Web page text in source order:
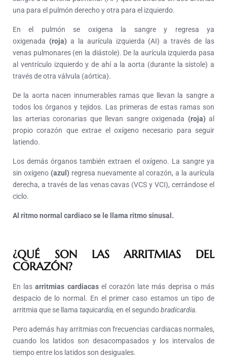
una para el pulmón derecho y otra para el izquierdo.
En el pulmón se oxigena la sangre y regresa ya
oxigenada (roja) a la aurícula izquierda (AI) a través de las
venas pulmonares (en la diástole). De la aurícula izquierda pasa
al ventrículo izquierdo y de ahí a la aorta (durante la sístole) a
través de otra válvula (aórtica).
De la aorta nacen innumerables ramas que llevan la sangre a
todos los órganos y tejidos. Las primeras de estas ramas son
las arterias coronarias que llevan sangre oxigenada (roja) al
propio corazón que extrae el oxígeno necesario para seguir
latiendo.
Los demás órganos también extraen el oxígeno. La sangre ya
sin oxígeno (azul) regresa nuevamente al corazón, a la aurícula
derecha, a través de las venas cavas (VCS y VCI), cerrándose el
ciclo.
Al ritmo normal cardiaco se le llama ritmo sinusal.
¿QUÉ SON LAS ARRITMIAS DEL
CORAZÓN?
En lasarritmias cardiacas el corazón late más deprisa o más
despacio de lo normal. En el primer caso estamos un tipo de
arritmia que se llama taquicardia, en el segundobradicardia.
Pero además hay arritmias con frecuencias cardiacas normales,
cuando los latidos son desacompasados y los intervalos de
tiempo entre los latidos son desiguales.